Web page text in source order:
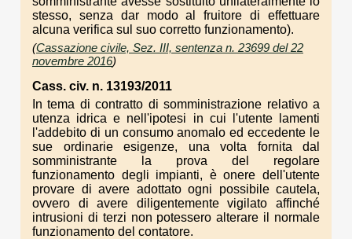
stesso, senza dar modo al fruitore di effettuare
alcuna verifica sul suo corretto funzionamento).
(Cassazione civile, Sez. III, sentenza n. 23699 del 22
novembre 2016)
Cass. civ. n. 13193/2011
In tema di contratto di somministrazione relativo a
utenza idrica e nell'ipotesi in cui l'utente lamenti
l'addebito di un consumo anomalo ed eccedente le
sue ordinarie esigenze, una volta fornita dal
somministrante la prova del regolare
funzionamento degli impianti, è onere dell'utente
provare di avere adottato ogni possibile cautela,
ovvero di avere diligentemente vigilato affinché
intrusioni di terzi non potessero alterare il normale
funzionamento del contatore.